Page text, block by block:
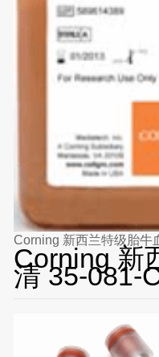
Corning 新
清 35-081-